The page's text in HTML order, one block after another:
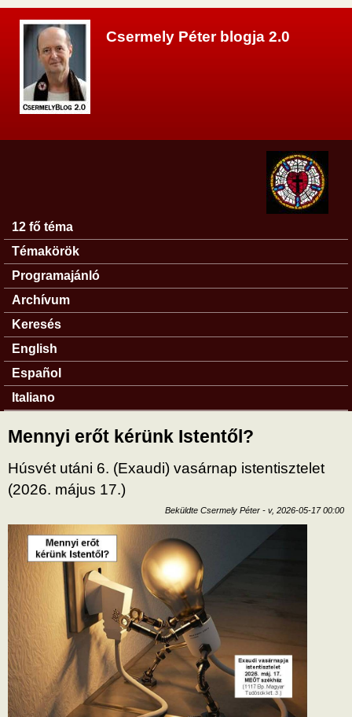
Csermely Péter blogja 2.0
Főmenü
12 fő téma
Témakörök
Programajánló
Archívum
Keresés
English
Español
Italiano
Mennyi erőt kérünk Istentől?
Húsvét utáni 6. (Exaudi) vasárnap istentisztelet
(2026. május 17.)
Beküldte Csermely Péter - v, 2026-05-17 00:00